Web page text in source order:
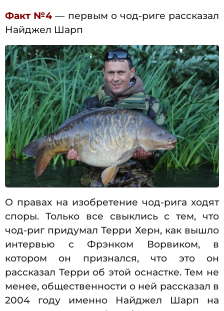
Факт №4 — первым о чод-риге рассказал
Найджел Шарп
О правах на изобретение чод-рига ходят
споры. Только все свыклись с тем, что
чод-риг придумал Терри Херн, как вышло
интервью с Фрэнком Ворвиком, в
котором он признался, что это он
рассказал Терри об этой оснастке. Тем не
менее, общественности о ней рассказал в
2004 году именно Найджел Шарп на